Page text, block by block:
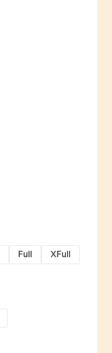
Full
XFull